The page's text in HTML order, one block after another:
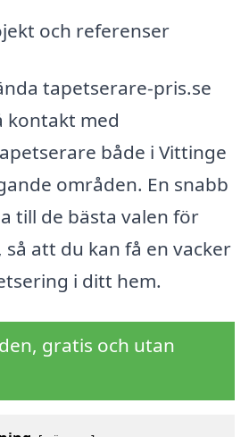
och referenser
tapetserare-pris.se
kontakt med
både i Vittinge
områden. En snabb
till de bästa valen för
att du kan få en vacker
i ditt hem.
gratis och utan